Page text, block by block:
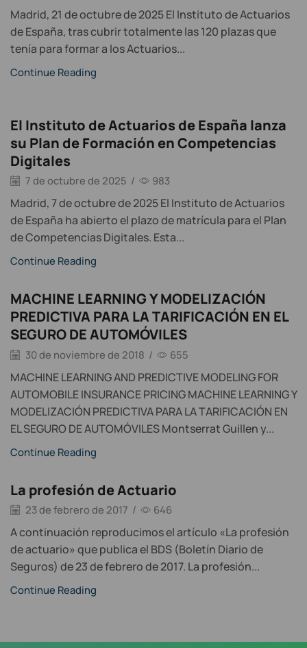
Madrid, 21 de octubre de 2025 El Instituto de Actuarios
de España, tras cubrir totalmente las 120 plazas que
tenía para formar a los Actuarios...
Continue Reading
El Instituto de Actuarios de España lanza
su Plan de Formación en Competencias
Digitales
7 de octubre de 2025 / 983
Madrid, 7 de octubre de 2025 El Instituto de Actuarios
de España ha abierto el plazo de matrícula para el Plan
de Competencias Digitales. Esta...
Continue Reading
MACHINE LEARNING Y MODELIZACIÓN
PREDICTIVA PARA LA TARIFICACIÓN EN EL
SEGURO DE AUTOMÓVILES
30 de noviembre de 2018 / 655
MACHINE LEARNING AND PREDICTIVE MODELING FOR
AUTOMOBILE INSURANCE PRICING MACHINE LEARNING Y
MODELIZACIÓN PREDICTIVA PARA LA TARIFICACIÓN EN
EL SEGURO DE AUTOMÓVILES Montserrat Guillen y...
Continue Reading
La profesión de Actuario
23 de febrero de 2017 / 646
A continuación reproducimos el artículo «La profesión
de actuario» que publica el BDS (Boletín Diario de
Seguros) de 23 de febrero de 2017. La profesión...
Continue Reading